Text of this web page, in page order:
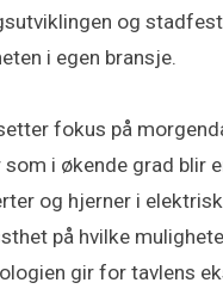
og
i egen bransje.
fokus på
i økende grad blir
og hjerner i
på hvilke
gir for tavlens